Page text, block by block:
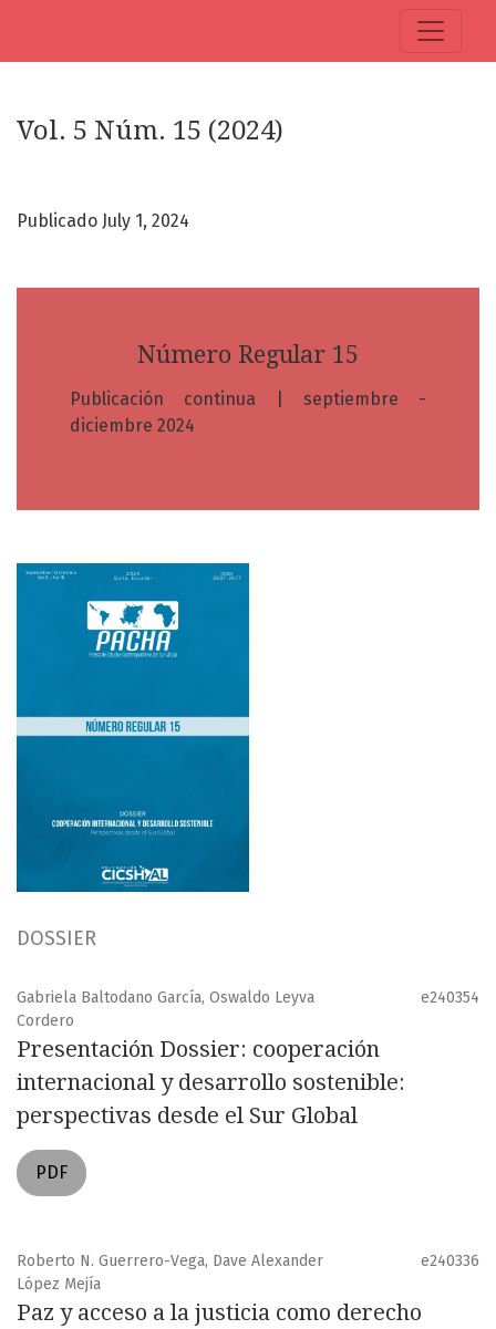
Vol. 5 Núm. 15 (2024)
Publicado July 1, 2024
Número Regular 15
Publicación continua | septiembre -
diciembre 2024
DOSSIER
Gabriela Baltodano García, Oswaldo Leyva
Cordero
e240354
Presentación Dossier: cooperación
internacional y desarrollo sostenible:
perspectivas desde el Sur Global
PDF
Roberto N. Guerrero-Vega, Dave Alexander
López Mejía
e240336
Paz y acceso a la justicia como derecho